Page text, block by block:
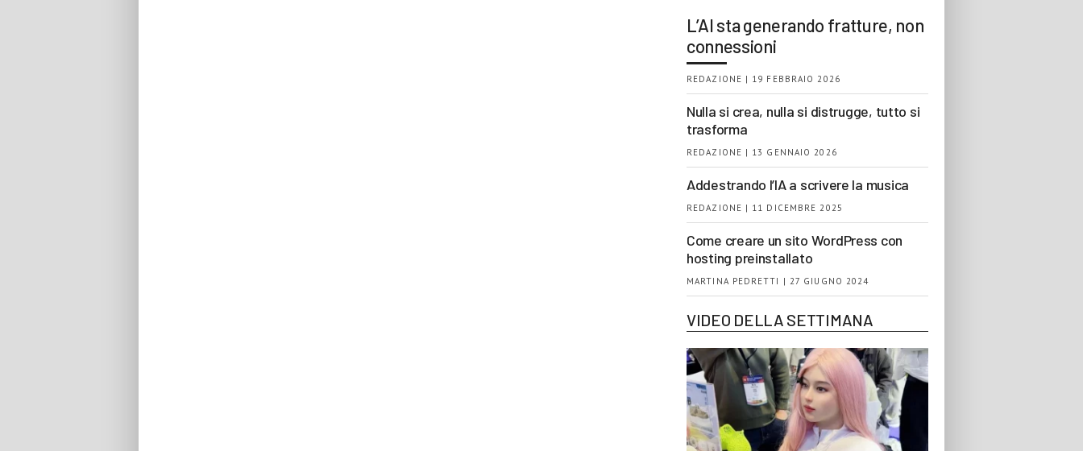
L’AI sta generando fratture, non
connessioni
REDAZIONE | 19 FEBBRAIO 2026
Nulla si crea, nulla si distrugge, tutto si
trasforma
REDAZIONE | 13 GENNAIO 2026
Addestrando l’IA a scrivere la musica
REDAZIONE | 11 DICEMBRE 2025
Come creare un sito WordPress con
hosting preinstallato
MARTINA PEDRETTI | 27 GIUGNO 2024
VIDEO DELLA SETTIMANA